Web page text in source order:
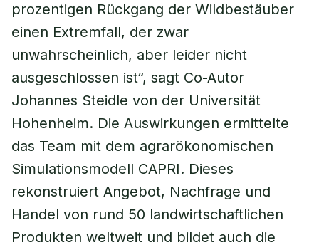
prozentigen Rückgang der Wildbestäuber
einen Extremfall, der zwar
unwahrscheinlich, aber leider nicht
ausgeschlossen ist“, sagt Co-Autor
Johannes Steidle von der Universität
Hohenheim. Die Auswirkungen ermittelte
das Team mit dem agrarökonomischen
Simulationsmodell CAPRI. Dieses
rekonstruiert Angebot, Nachfrage und
Handel von rund 50 landwirtschaftlichen
Produkten weltweit und bildet auch die